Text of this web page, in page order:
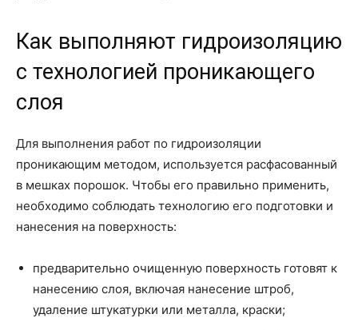
Как выполняют гидроизоляцию
с технологией проникающего
слоя
Для выполнения работ по гидроизоляции
проникающим методом, используется расфасованный
в мешках порошок. Чтобы его правильно применить,
необходимо соблюдать технологию его подготовки и
нанесения на поверхность:
предварительно очищенную поверхность готовят к
нанесению слоя, включая нанесение штроб,
удаление штукатурки или металла, краски;